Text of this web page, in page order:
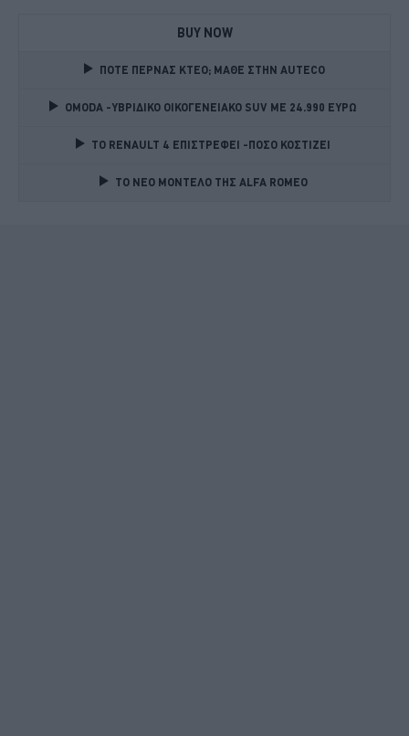
BUY NOW
ΠΟΤΕ ΠΕΡΝΑΣ ΚΤΕΟ; ΜΑΘΕ ΣΤΗΝ ΑUTECO
OMODA -ΥΒΡΙΔΙΚΟ ΟΙΚΟΓΕΝΕΙΑΚΟ SUV ME 24.990 ΕΥΡΩ
TO RENAULT 4 ΕΠΙΣΤΡΕΦΕΙ -ΠΟΣΟ ΚΟΣΤΙΖΕΙ
TO NEO MONTΕΛΟ ΤΗΣ ALFA ROMEO